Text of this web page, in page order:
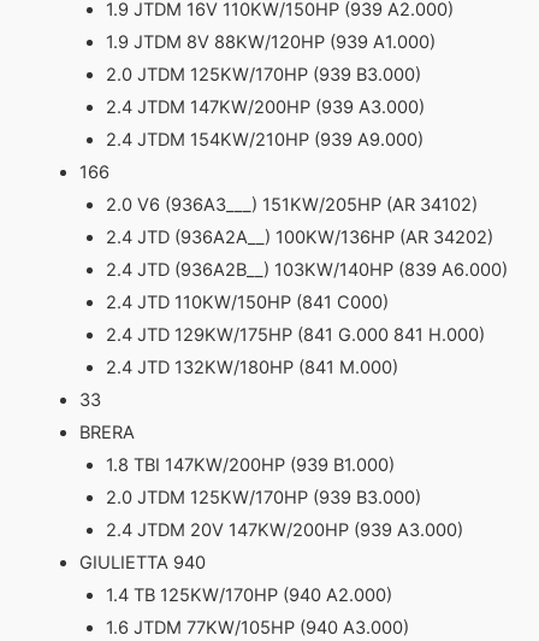
1.9 JTDM 16V 110KW/150HP (939 A2.000)
1.9 JTDM 8V 88KW/120HP (939 A1.000)
2.0 JTDM 125KW/170HP (939 B3.000)
2.4 JTDM 147KW/200HP (939 A3.000)
2.4 JTDM 154KW/210HP (939 A9.000)
166
2.0 V6 (936A3___) 151KW/205HP (AR 34102)
2.4 JTD (936A2A__) 100KW/136HP (AR 34202)
2.4 JTD (936A2B__) 103KW/140HP (839 A6.000)
2.4 JTD 110KW/150HP (841 C000)
2.4 JTD 129KW/175HP (841 G.000 841 H.000)
2.4 JTD 132KW/180HP (841 M.000)
33
BRERA
1.8 TBI 147KW/200HP (939 B1.000)
2.0 JTDM 125KW/170HP (939 B3.000)
2.4 JTDM 20V 147KW/200HP (939 A3.000)
GIULIETTA 940
1.4 TB 125KW/170HP (940 A2.000)
1.6 JTDM 77KW/105HP (940 A3.000)